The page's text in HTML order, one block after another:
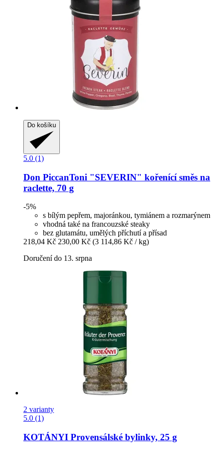
Do košíku
5.0 (1)
Don PiccanToni "SEVERIN" kořenící směs na
raclette, 70 g
-5%
s bílým pepřem, majoránkou, tymiánem a rozmarýnem
vhodná také na francouzské steaky
bez glutamátu, umělých příchutí a přísad
218,04 Kč 230,00 Kč (3 114,86 Kč / kg)
Doručení do 13. srpna
2 varianty
5.0 (1)
KOTÁNYI Provensálské bylinky, 25 g